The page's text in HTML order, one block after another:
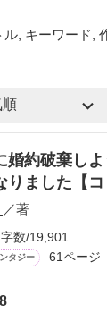
ル, キーワード,
ード
婚約破棄し
りました【
／著
数/19,901
タジー 61ページ